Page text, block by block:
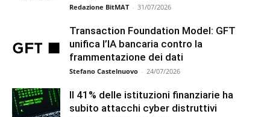
Redazione BitMAT - 31/07/2026
Transaction Foundation Model: GFT
unifica l’IA bancaria contro la
frammentazione dei dati
Stefano Castelnuovo - 24/07/2026
Il 41% delle istituzioni finanziarie ha
subito attacchi cyber distruttivi